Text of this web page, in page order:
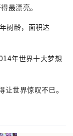
最漂亮。
树龄，面积达
年世界十大梦想
世界惊叹不已。